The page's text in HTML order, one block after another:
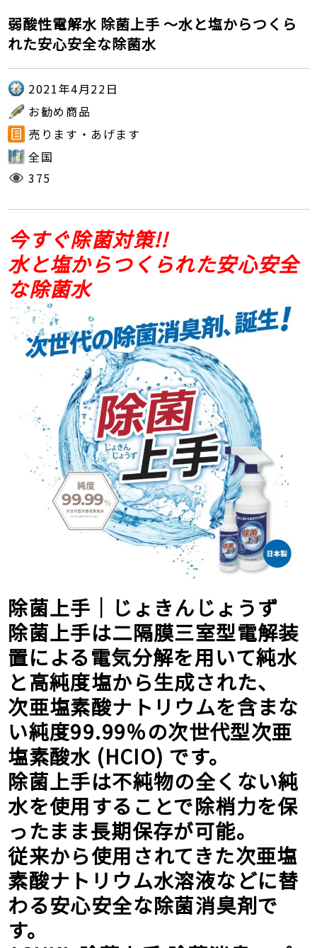
弱酸性電解水 除菌上手 ～水と塩からつくら
れた安心安全な除菌水
2021年4月22日
お勧め商品
売ります・あげます
全国
375
今すぐ除菌対策!!
水と塩からつくられた安心安全
な除菌水
除菌上手｜じょきんじょうず
除菌上手は二隔膜三室型電解装
置による電気分解を用いて純水
と高純度塩から生成された、
次亜塩素酸ナトリウムを含まな
い純度99.99％の次世代型次亜
塩素酸水 (HCIO) です。
除菌上手は不純物の全くない純
水を使用することで除梢力を保
ったまま長期保存が可能。
従来から使用されてきた次亜塩
素酸ナトリウム水溶液などに替
わる安心安全な除菌消臭剤で
す。